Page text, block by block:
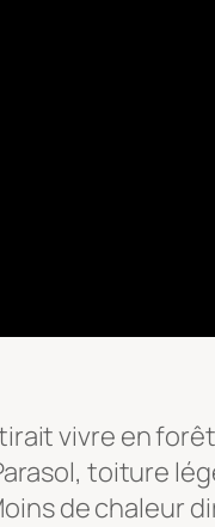
vivre en
toiture
de chaleur